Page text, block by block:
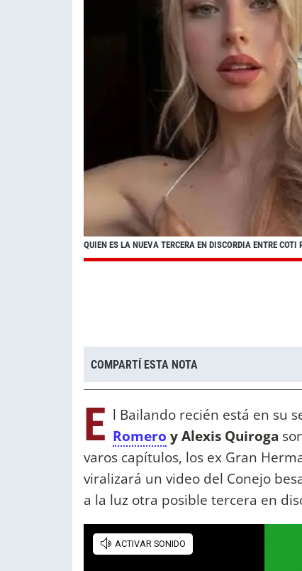
QUIEN ES LA NUEVA TERCERA EN DISCORDIA ENTRE
COMPARTÍ ESTA NOTA
E l Bailando recién está en su
Romero y Alexis Quiroga
varos capítulos, los ex Gran
viralizará un video del Conejo
a la luz otra posible tercera en